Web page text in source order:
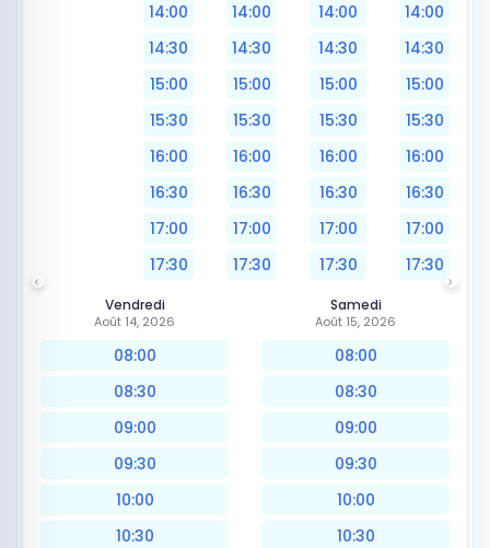
14:00
14:30
15:00
15:30
16:00
16:30
17:00
17:30
14:00
14:30
15:00
15:30
16:00
16:30
17:00
17:30
14:00
14:30
15:00
15:30
16:00
16:30
17:00
17:30
14:00
14:30
15:00
15:30
16:00
16:30
17:00
17:30
Vendredi
Août 14, 2026
08:00
08:30
09:00
09:30
10:00
10:30
Samedi
Août 15, 2026
08:00
08:30
09:00
09:30
10:00
10:30